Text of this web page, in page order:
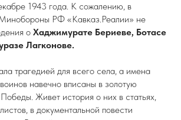
1943 года. К сожалению, в
РФ «Кавказ.Реалии» не
о Хаджимурате Бериеве, Ботасе
Лагконове.
трагедией для всего села, а имена
навечно вписаны в золотую
Живет история о них в статьях,
в документальной повести